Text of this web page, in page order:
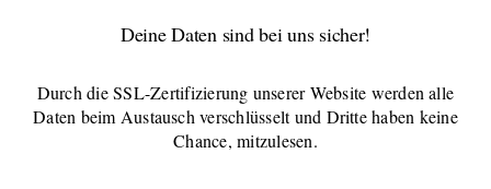
Deine Daten sind bei uns sicher!
Durch die SSL-Zertifizierung unserer Website werden alle
Daten beim Austausch verschlüsselt und Dritte haben keine
Chance, mitzulesen.